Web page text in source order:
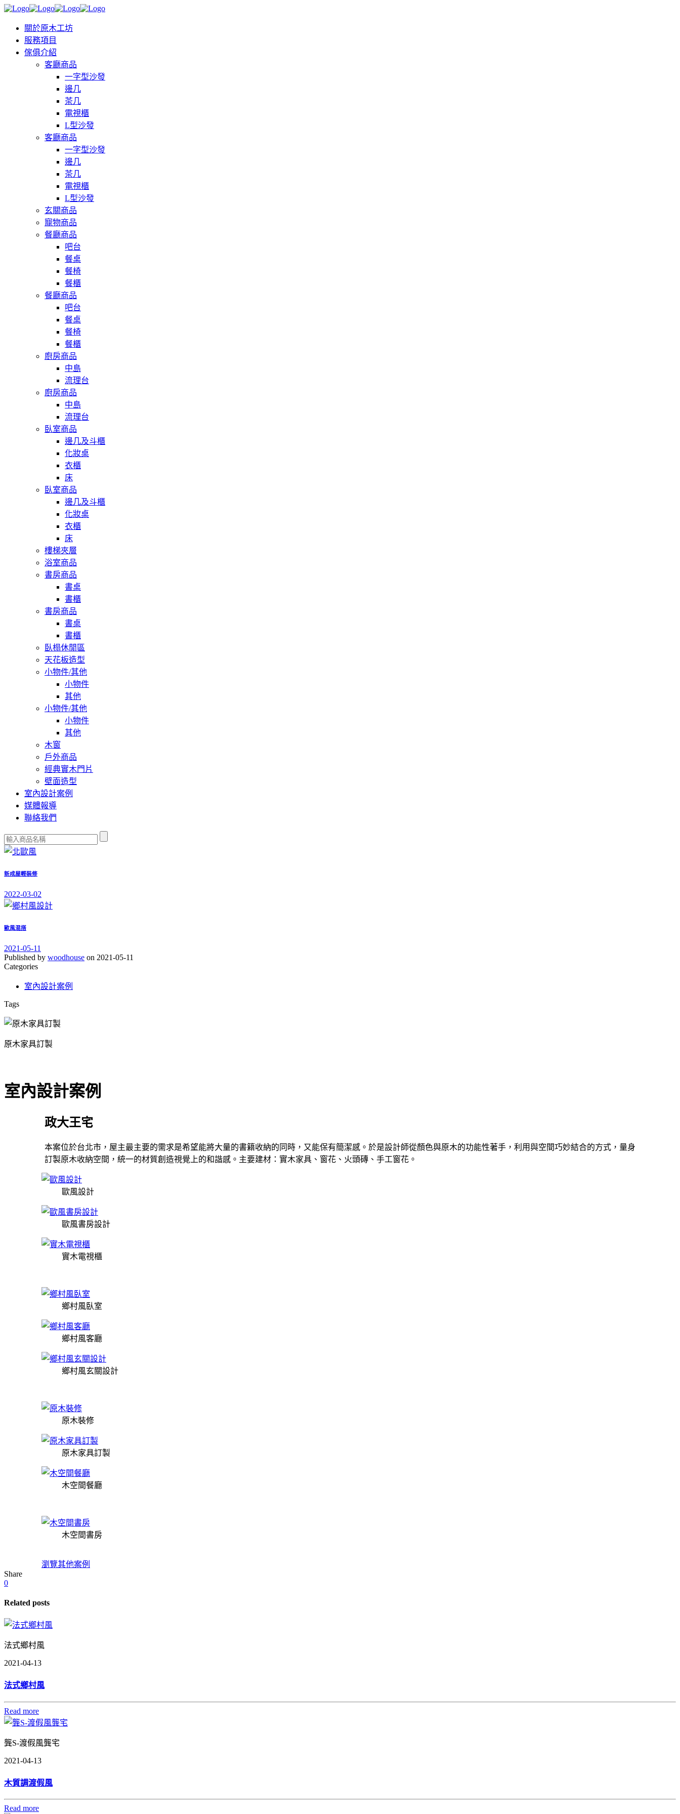
關於原木工坊
服務項目
傢俱介紹
客廳商品
一字型沙發
邊几
茶几
電視櫃
L型沙發
客廳商品
一字型沙發
邊几
茶几
電視櫃
L型沙發
玄關商品
寵物商品
餐廳商品
吧台
餐桌
餐椅
餐櫃
餐廳商品
吧台
餐桌
餐椅
餐櫃
廚房商品
中島
流理台
廚房商品
中島
流理台
臥室商品
邊几及斗櫃
化妝桌
衣櫃
床
臥室商品
邊几及斗櫃
化妝桌
衣櫃
床
樓梯夾層
浴室商品
書房商品
書桌
書櫃
書房商品
書桌
書櫃
臥榻休閒區
天花板造型
小物件/其他
小物件
其他
小物件/其他
小物件
其他
木窗
戶外商品
經典實木門片
壁面造型
室內設計案例
媒體報導
聯絡我們
新成屋輕裝修
2022-03-02
歐風混搭
2021-05-11
Published by woodhouse on 2021-05-11
Categories
室內設計案例
Tags
原木家具訂製
室內設計案例
政大王宅
本案位於台北市，屋主最主要的需求是希望能將大量的書籍收納的同時，又能保有簡潔感。於是設計師從顏色與原木的功能性著手，利用與空間巧妙結合的方式，量身
訂製原木收納空間，統一的材質創造視覺上的和諧感。主要建材：實木家具、窗花、火頭磚、手工窗花。
歐風設計
歐風書房設計
實木電視櫃
鄉村風臥室
鄉村風客廳
鄉村風玄關設計
原木裝修
原木家具訂製
木空間餐廳
木空間書房
瀏覽其他案例
Share
0
Related posts
法式鄉村風
2021-04-13
法式鄉村風
Read more
龔S-渡假風龔宅
2021-04-13
木質調渡假風
Read more